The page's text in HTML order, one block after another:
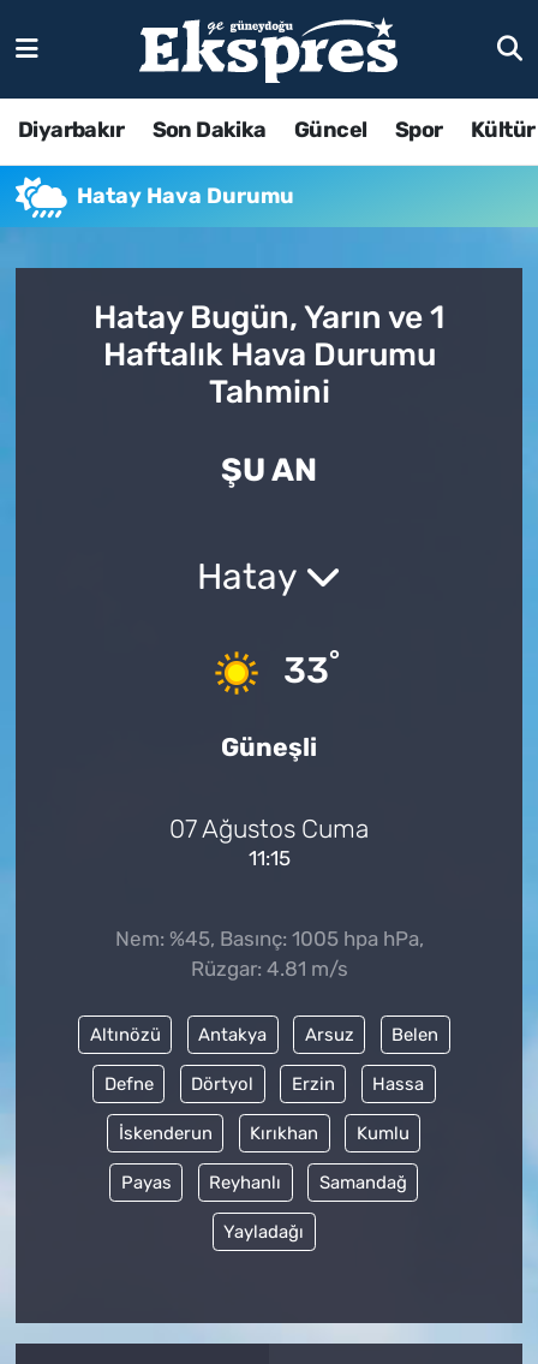
Diyarbakır Son Dakika Güncel Spor
Hatay Hava Durumu
Hatay Bugün, Yarın ve 1
Haftalık Hava Durumu
Tahmini
ŞU AN
Hatay
33°
Güneşli
07 Ağustos Cuma
11:15
Nem: %45, Basınç: 1005 hpa hPa,
Rüzgar: 4.81 m/s
Altınözü Antakya Arsuz Belen
Defne Dörtyol Erzin Hassa
İskenderun Kırıkhan Kumlu
Payas Reyhanlı Samandağ
Yayladağı